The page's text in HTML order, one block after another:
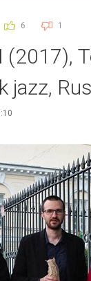
6 1
(2017),
jazz,